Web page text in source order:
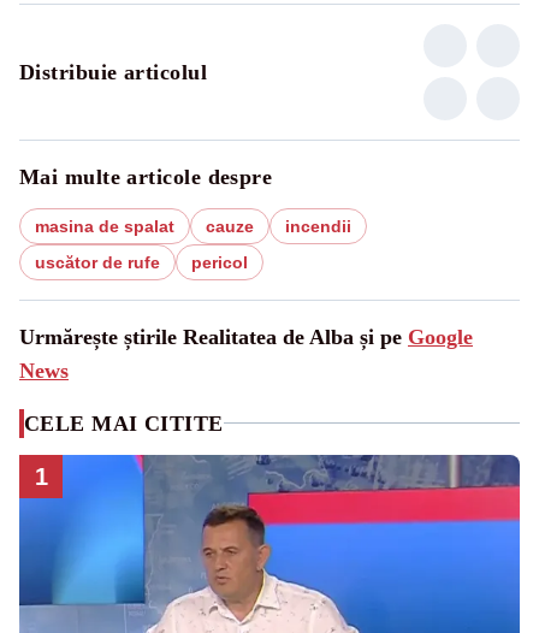
Distribuie articolul
Mai multe articole despre
masina de spalat cauze
incendii
uscător de rufe
pericol
Urmărește știrile Realitatea de Alba și pe Google
News
CELE MAI CITITE
1